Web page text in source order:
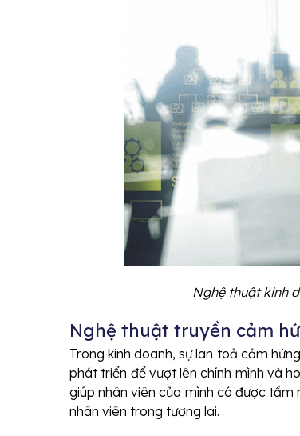
Nghệ thuật kinh
Nghệ thuật truyền cảm
Trong kinh doanh, sự lan toả cảm
phát triển để vượt lên chính mình và
giúp nhân viên của mình có được
nhân viên trong tương lai.